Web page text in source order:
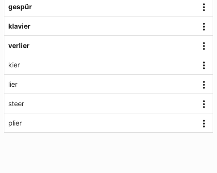
gespür
klavier
verlier
kier
lier
steer
plier